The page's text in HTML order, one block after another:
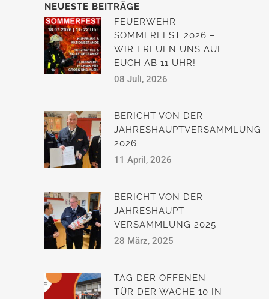
NEUESTE BEITRÄGE
FEUERWEHR-
SOMMERFEST 2026 –
WIR FREUEN UNS AUF
EUCH AB 11 UHR!
08 Juli, 2026
BERICHT VON DER
JAHRESHAUPTVERSAMMLUNG
2026
11 April, 2026
BERICHT VON DER
JAHRESHAUPT­
VERSAMMLUNG 2025
28 März, 2025
TAG DER OFFENEN
TÜR DER WACHE 10 IN